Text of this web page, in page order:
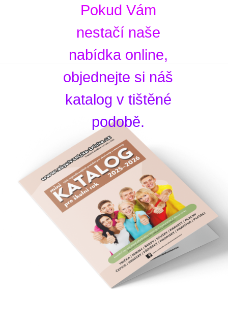
Pokud Vám
nestačí naše
nabídka online,
objednejte si náš
katalog v tištěné
podobě.